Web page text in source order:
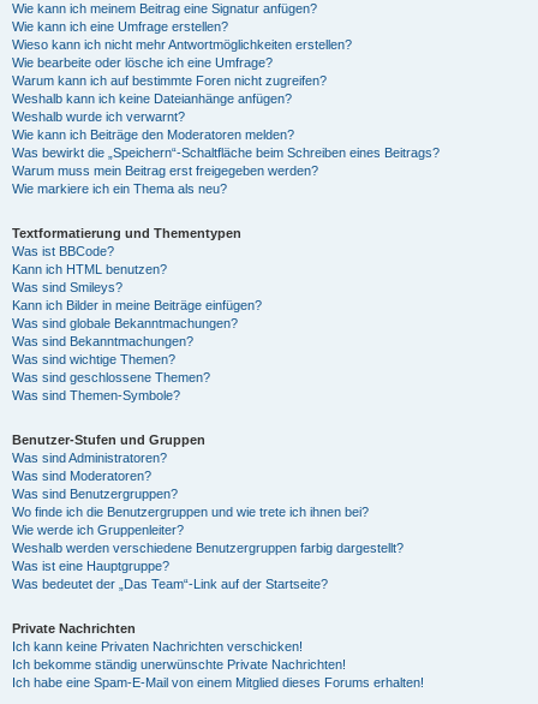
Wie kann ich meinem Beitrag eine Signatur anfügen?
Wie kann ich eine Umfrage erstellen?
Wieso kann ich nicht mehr Antwortmöglichkeiten erstellen?
Wie bearbeite oder lösche ich eine Umfrage?
Warum kann ich auf bestimmte Foren nicht zugreifen?
Weshalb kann ich keine Dateianhänge anfügen?
Weshalb wurde ich verwarnt?
Wie kann ich Beiträge den Moderatoren melden?
Was bewirkt die „Speichern“-Schaltfläche beim Schreiben eines Beitrags?
Warum muss mein Beitrag erst freigegeben werden?
Wie markiere ich ein Thema als neu?
Textformatierung und Thementypen
Was ist BBCode?
Kann ich HTML benutzen?
Was sind Smileys?
Kann ich Bilder in meine Beiträge einfügen?
Was sind globale Bekanntmachungen?
Was sind Bekanntmachungen?
Was sind wichtige Themen?
Was sind geschlossene Themen?
Was sind Themen-Symbole?
Benutzer-Stufen und Gruppen
Was sind Administratoren?
Was sind Moderatoren?
Was sind Benutzergruppen?
Wo finde ich die Benutzergruppen und wie trete ich ihnen bei?
Wie werde ich Gruppenleiter?
Weshalb werden verschiedene Benutzergruppen farbig dargestellt?
Was ist eine Hauptgruppe?
Was bedeutet der „Das Team“-Link auf der Startseite?
Private Nachrichten
Ich kann keine Privaten Nachrichten verschicken!
Ich bekomme ständig unerwünschte Private Nachrichten!
Ich habe eine Spam-E-Mail von einem Mitglied dieses Forums erhalten!